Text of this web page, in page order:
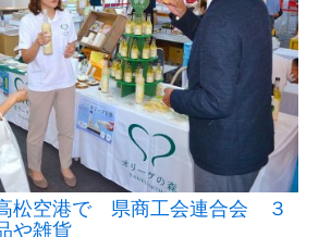
松空港で 県商工会連合会 ３
や雑貨